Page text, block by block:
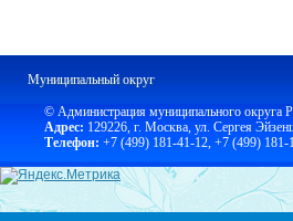
Муниципальный округ
© Администрация муниципального округа
Адрес: 129226, г. Москва, ул. Сергея
Телефон: +7 (499) 181-41-12, +7 (499) 181-